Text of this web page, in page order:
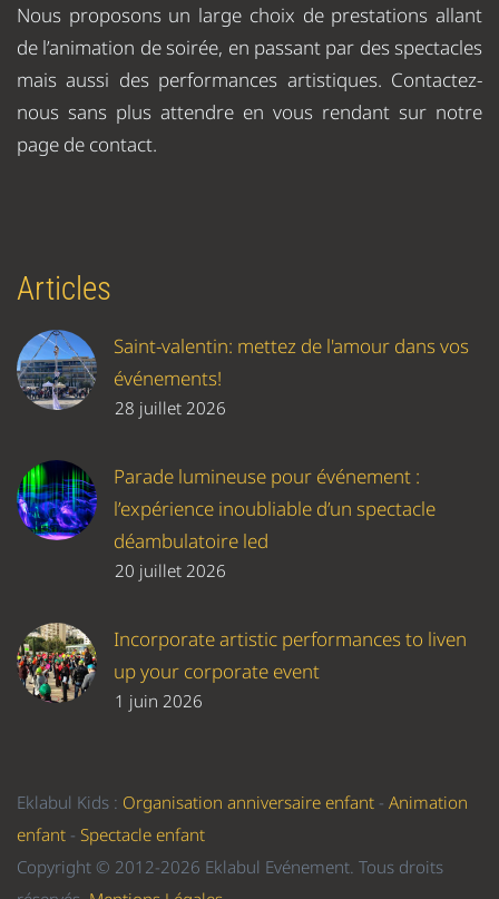
Nous proposons un large choix de prestations allant
de l’animation de soirée, en passant par des spectacles
mais aussi des performances artistiques. Contactez-
nous sans plus attendre en vous rendant sur notre
page de contact.
Articles
Saint-valentin: mettez de l'amour dans vos
événements!
28 juillet 2026
Parade lumineuse pour événement :
l’expérience inoubliable d’un spectacle
déambulatoire led
20 juillet 2026
Incorporate artistic performances to liven
up your corporate event
1 juin 2026
Eklabul Kids : Organisation anniversaire enfant - Animation
enfant - Spectacle enfant
Copyright © 2012-2026 Eklabul Evénement. Tous droits